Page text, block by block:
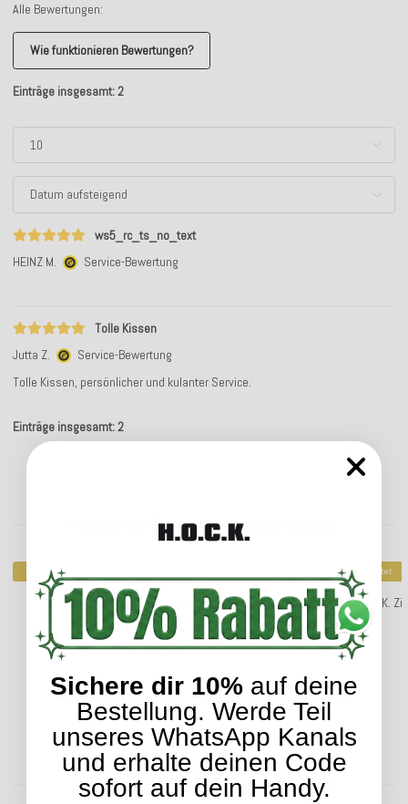
Alle Bewertungen:
Wie funktionieren Bewertungen?
Einträge insgesamt: 2
ws5_rc_ts_no_text
HEINZ M.
Service-Bewertung
Tolle Kissen
Jutta Z.
Service-Bewertung
Tolle Kissen, persönlicher und kulanter Service.
Einträge insgesamt: 2
Kunden kauften dazu folgende Artikel:
Top bewertet
H.O.C.K. Zircono Kissen 50x50cm beige col. 04
ab27,99 €*
Lieferzeit: ca. 2-4 Werktage
Top bewertet
H.O.C.K.
ENTDECKEN SIE UNSER SORTIMENT
Sichere dir 10% auf deine
Bestellung. Werde Teil
unseres WhatsApp Kanals
und erhalte deinen Code
sofort auf dein Handy.